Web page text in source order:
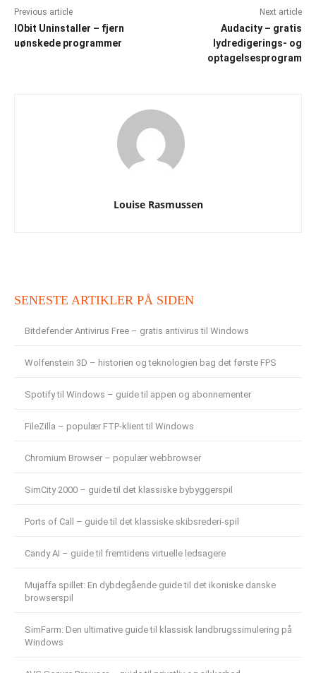
Previous article
IObit Uninstaller – fjern
uønskede programmer
Next article
Audacity – gratis
lydredigerings- og
optagelsesprogram
Louise Rasmussen
SENESTE ARTIKLER PÅ SIDEN
Bitdefender Antivirus Free – gratis antivirus til Windows
Wolfenstein 3D – historien og teknologien bag det første FPS
Spotify til Windows – guide til appen og abonnementer
FileZilla – populær FTP-klient til Windows
Chromium Browser – populær webbrowser
SimCity 2000 – guide til det klassiske bybyggerspil
Ports of Call – guide til det klassiske skibsrederi-spil
Candy AI – guide til fremtidens virtuelle ledsagere
Mujaffa spillet: En dybdegående guide til det ikoniske danske
browserspil
SimFarm: Den ultimative guide til klassisk landbrugssimulering på
Windows